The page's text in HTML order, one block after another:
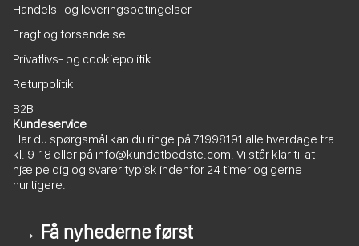
Handels- og leveringsbetingelser
Fragt og forsendelse
Privatlivs- og cookiepolitik
Returpolitik
B2B
Kundeservice
Har du spørgsmål kan du ringe på 71998191 alle hverdage fra
kl. 9-18 eller på info@kundetbedste.com. Vi står klar til at
hjælpe dig og svarer typisk indenfor 24 timer og gerne
hurtigere.
→ Få nyhederne først